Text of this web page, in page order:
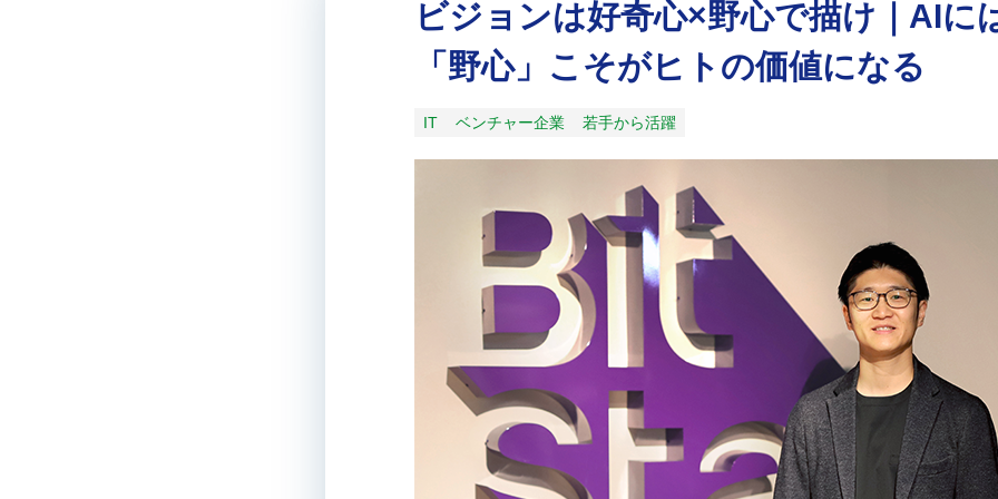
ビジョンは好奇心×野心で描け｜AIに
「野心」こそがヒトの価値になる
IT ベンチャー企業 若手から活躍